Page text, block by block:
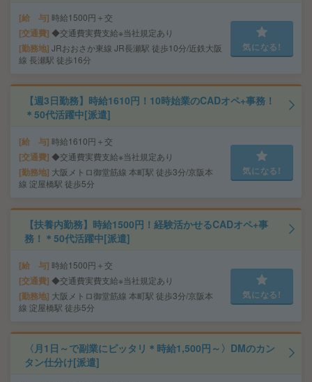
給 与 時給1500円＋交
交通費 ◆交通費実費支給※当社規定あり
勤務地 JRおおさか東線 JR長瀬駅 徒歩10分/近鉄大阪
線 長瀬駅 徒歩16分
気になる!
【週3日勤務】時給1610円！10時始業のCADオペ+事務！
＊50代活躍中[派遣]
給 与 時給1610円＋交
交通費 ◆交通費実費支給※当社規定あり
勤務地 大阪メトロ御堂筋線 本町駅 徒歩3分/京阪本
線 淀屋橋駅 徒歩5分
気になる!
【扶養内勤務】時給1500円！経験活かせるCADオペ+事
務！＊50代活躍中[派遣]
給 与 時給1500円＋交
交通費 ◆交通費実費支給※当社規定あり
勤務地 大阪メトロ御堂筋線 本町駅 徒歩3分/京阪本
線 淀屋橋駅 徒歩5分
気になる!
〈月1日～で副業にピッタリ＊時給1,500円～〉DMのカン
タン仕分け[派遣]